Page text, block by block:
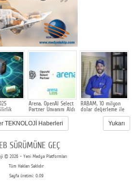
Arena, OpenAI Select
Partner Unvanını Aldı
RABAM, 10 milyon
dolar değerleme ile
500 bin dolarlık
TEKNOLOJİ Haberleri Yukarı
SÜRÜMÜNE GEÇ
© 2026 - Yeni Medya Platformları
Tüm Hakları Saklıdır
Sayfa üretimi: 0.09